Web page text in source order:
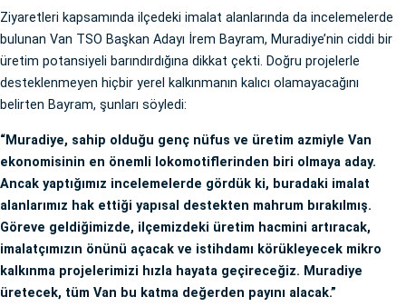
Ziyaretleri kapsamında ilçedeki imalat alanlarında da incelemelerde
bulunan Van TSO Başkan Adayı İrem Bayram, Muradiye’nin ciddi bir
üretim potansiyeli barındırdığına dikkat çekti. Doğru projelerle
desteklenmeyen hiçbir yerel kalkınmanın kalıcı olamayacağını
belirten Bayram, şunları söyledi:
“Muradiye, sahip olduğu genç nüfus ve üretim azmiyle Van
ekonomisinin en önemli lokomotiflerinden biri olmaya aday.
Ancak yaptığımız incelemelerde gördük ki, buradaki imalat
alanlarımız hak ettiği yapısal destekten mahrum bırakılmış.
Göreve geldiğimizde, ilçemizdeki üretim hacmini artıracak,
imalatçımızın önünü açacak ve istihdamı körükleyecek mikro
kalkınma projelerimizi hızla hayata geçireceğiz. Muradiye
üretecek, tüm Van bu katma değerden payını alacak.”